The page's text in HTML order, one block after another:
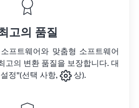
고의 품질
프트웨어와 맞춤형 소프트웨어
고의 변환 품질을 보장합니다. 대
정"(선택 사항,
상).